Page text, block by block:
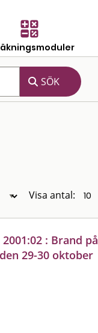
Visa antal:
: Brand på
29-30 oktober